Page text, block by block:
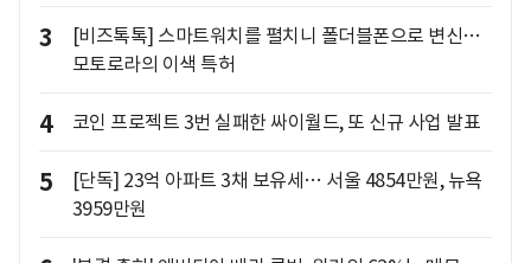
3
[비즈톡톡] 스마트워치를 펼치니 폴더블폰으로 변신…
모토로라의 이색 특허
4 코인 프로젝트 3번 실패한 싸이월드, 또 신규 사업 발표
5
[단독] 23억 아파트 3채 보유세… 서울 4854만원, 뉴욕
3959만원